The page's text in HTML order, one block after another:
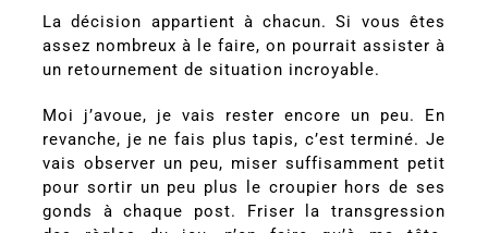
La décision appartient à chacun. Si vous êtes
assez nombreux à le faire, on pourrait assister à
un retournement de situation incroyable.
Moi j’avoue, je vais rester encore un peu. En
revanche, je ne fais plus tapis, c’est terminé. Je
vais observer un peu, miser suffisamment petit
pour sortir un peu plus le croupier hors de ses
gonds à chaque post. Friser la transgression